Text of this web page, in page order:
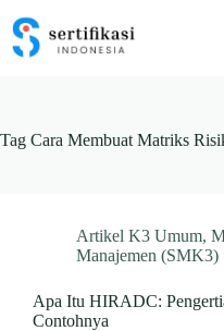
content
Tag Cara Membuat Matriks
Artikel K3 Umum,
Manajemen (SMK3)
Apa Itu HIRADC:
Contohnya